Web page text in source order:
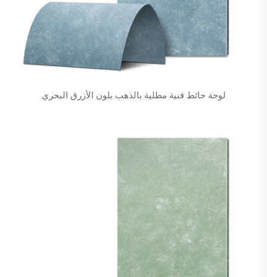
لوحة حائط فنية مطلية بالذهب بلون الأزرق البحري